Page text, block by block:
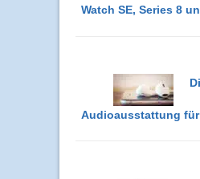
Watch SE, Series 8
Audioausstattung